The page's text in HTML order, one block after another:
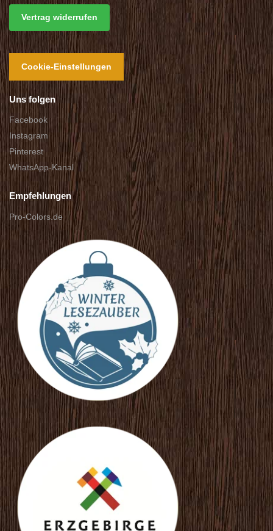
Vertrag widerrufen
Cookie-Einstellungen
Uns folgen
Facebook
Instagram
Pinterest
WhatsApp-Kanal
Empfehlungen
Pro-Colors.de